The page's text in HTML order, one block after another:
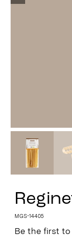
MGS-14405
Be the first to